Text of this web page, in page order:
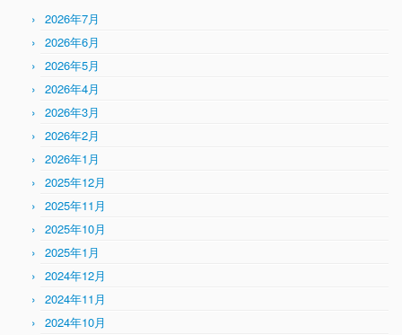
2026年7月
2026年6月
2026年5月
2026年4月
2026年3月
2026年2月
2026年1月
2025年12月
2025年11月
2025年10月
2025年1月
2024年12月
2024年11月
2024年10月